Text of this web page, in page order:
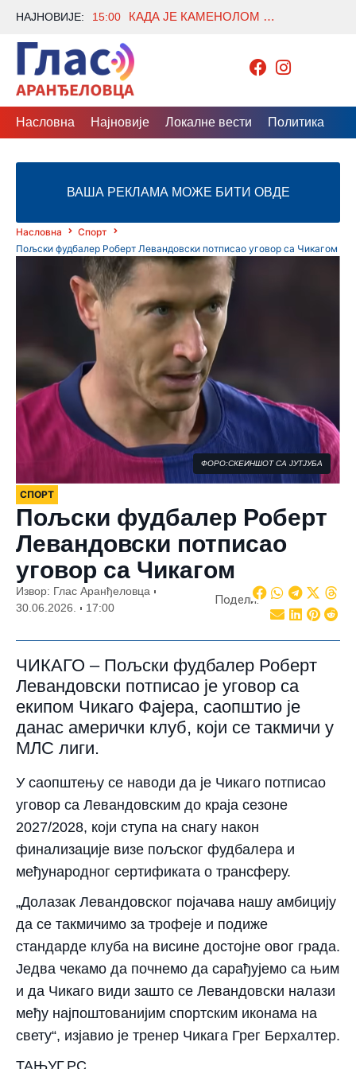
НАЈНОВИЈЕ: 15:00 КАДА ЈЕ КАМЕНОЛОМ ОТВОРИО ВРАТА ПРАИСТОРИЈЕ
Насловна Најновије Локалне вести Политика
ВАША РЕКЛАМА МОЖЕ БИТИ ОВДЕ
Насловна
Спорт
Пољски фудбалер Роберт Левандовски потписао уговор са Чикагом
ФОРО:СКЕИНШОТ СА ЈУТЈУБА
СПОРТ
Пољски фудбалер Роберт
Левандовски потписао
уговор са Чикагом
Извор: Глас Аранђеловца
30.06.2026.
17:00
Подели:
ЧИКАГО – Пољски фудбалер Роберт
Левандовски потписао је уговор са
екипом Чикаго Фајера, саопштио је
данас амерички клуб, који се такмичи у
МЛС лиги.
У саопштењу се наводи да је Чикаго потписао
уговор са Левандовским до краја сезоне
2027/2028, који ступа на снагу након
финализације визе пољског фудбалера и
међународног сертификата о трансферу.
„Долазак Левандовског појачава нашу амбицију
да се такмичимо за трофеје и подиже
стандарде клуба на висине достојне овог града.
Једва чекамо да почнемо да сарађујемо са њим
и да Чикаго види зашто се Левандовски налази
међу најпоштованијим спортским иконама на
свету“, изјавио је тренер Чикага Грег Берхалтер.